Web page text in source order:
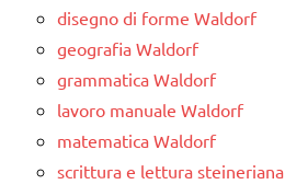
disegno di forme Waldorf
geografia Waldorf
grammatica Waldorf
lavoro manuale Waldorf
matematica Waldorf
scrittura e lettura steineriana